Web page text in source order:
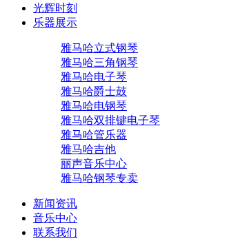
光辉时刻
乐器展示
雅马哈立式钢琴
雅马哈三角钢琴
雅马哈电子琴
雅马哈爵士鼓
雅马哈电钢琴
雅马哈双排键电子琴
雅马哈管乐器
雅马哈吉他
丽声音乐中心
雅马哈钢琴专卖
新闻资讯
音乐中心
联系我们